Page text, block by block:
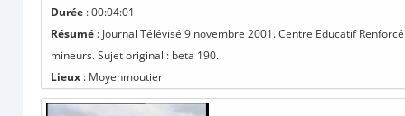
Durée : 00:04:01
Résumé : Journal Télévisé 9 novembre 2001. Centre Educatif
mineurs. Sujet original : beta 190.
Lieux : Moyenmoutier